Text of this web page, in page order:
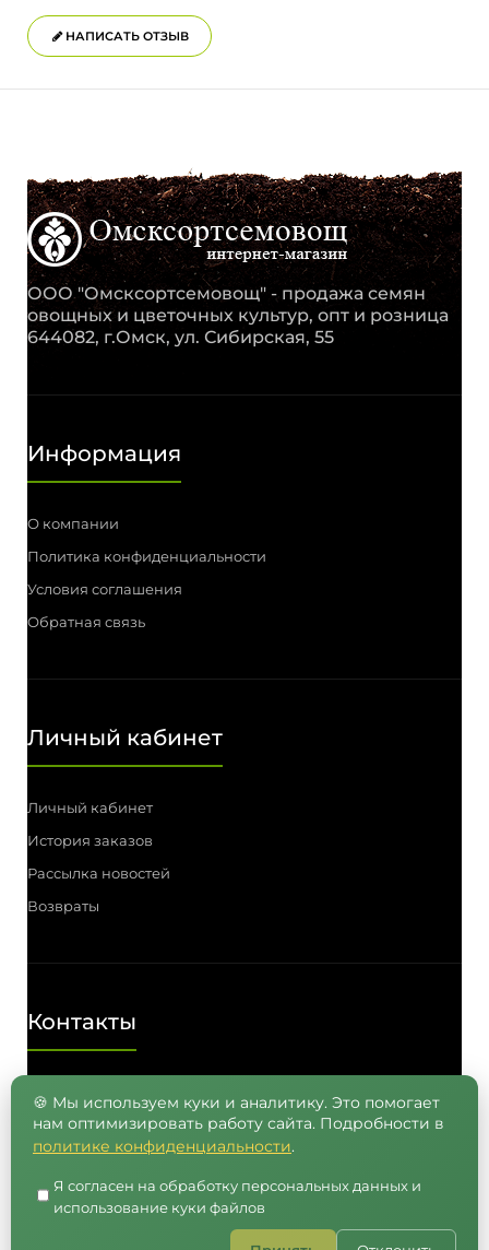
НАПИСАТЬ ОТЗЫВ
ООО "Омсксортсемовощ" - продажа семян
овощных и цветочных культур, опт и розница
644082, г.Омск, ул. Сибирская, 55
Информация
О компании
Политика конфиденциальности
Условия соглашения
Обратная связь
Личный кабинет
Личный кабинет
История заказов
Рассылка новостей
Возвраты
Контакты
8 (962) 050-05-65, 8 (965) 875-75-55
E-mail: info@semenavomske.ru
🍪 Мы используем куки и аналитику. Это помогает
нам оптимизировать работу сайта. Подробности в
политике конфиденциальности.
Я согласен на обработку персональных данных и
использование куки файлов